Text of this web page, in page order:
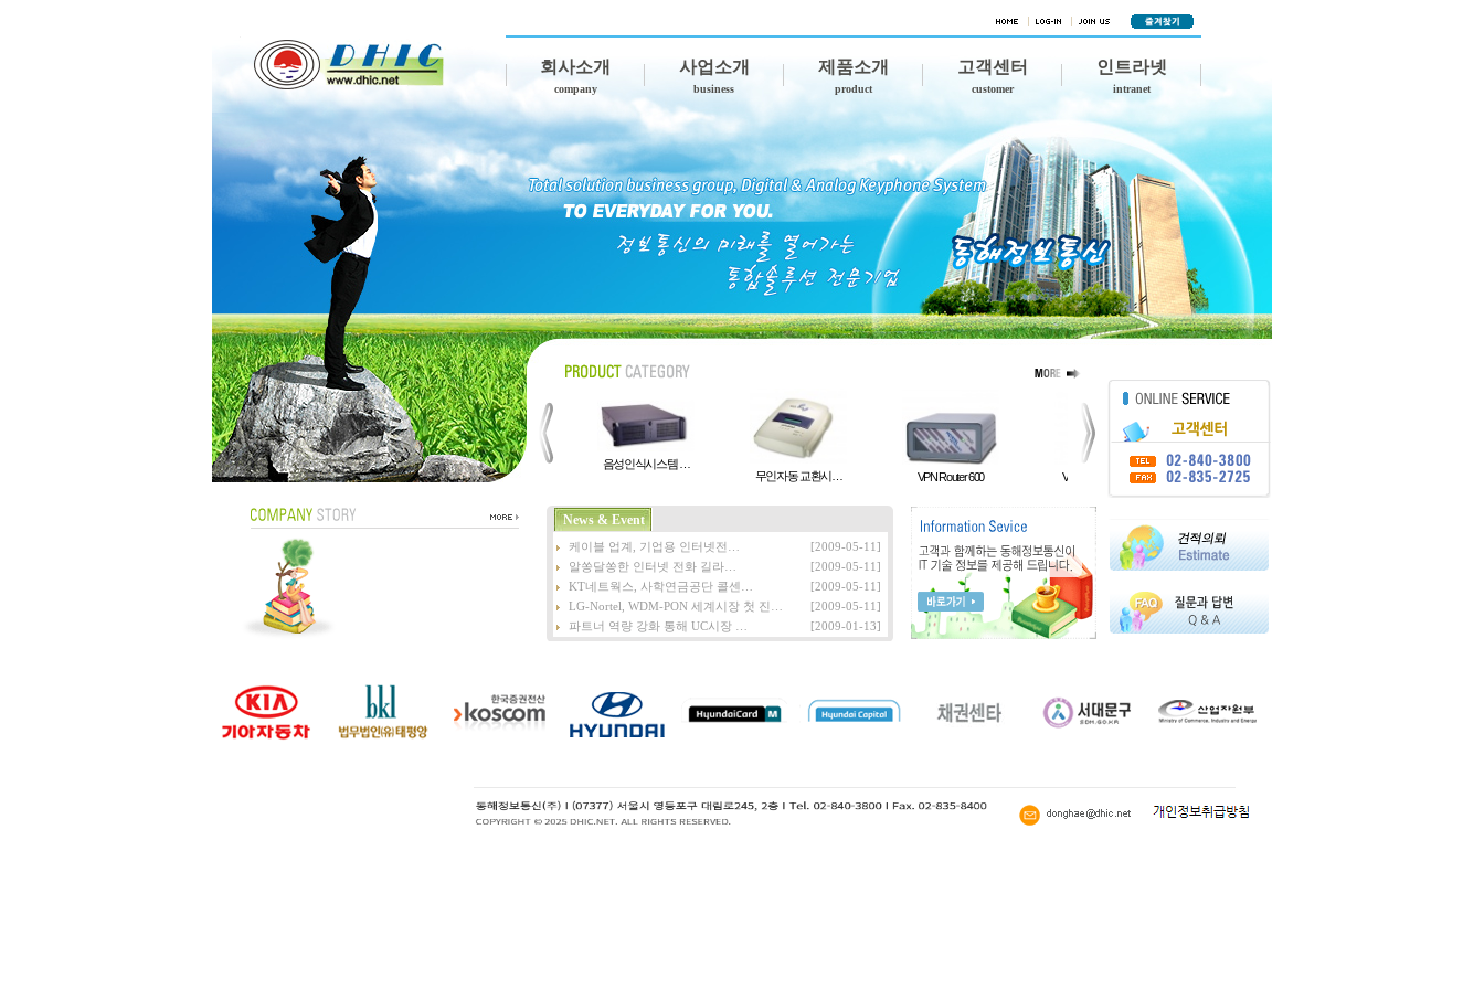
회사소개
company
사업소개
business
제품소개
product
고객센터
customer
인트라넷
intranet
iPECS-CM
음성인식시스템 …
무인자동 교환시…
VPN Router 600 VPN Gateway 3050 Ethernet Routing Switc…
News & Event
케이블 업계, 기업용 인터넷전…
[2009-05-11]
알쏭달쏭한 인터넷 전화 길라…
[2009-05-11]
KT네트웍스, 사학연금공단 콜센…
[2009-05-11]
LG-Nortel, WDM-PON 세계시장 첫 진…
[2009-05-11]
파트너 역량 강화 통해 UC시장 …
[2009-01-13]